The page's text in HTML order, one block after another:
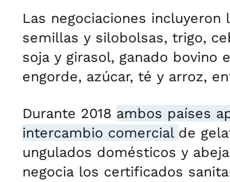
Las negociaciones incluyeron
semillas y silobolsas, trigo,
soja y girasol, ganado bovino
engorde, azúcar, té y arroz,
Durante 2018 ambos países
intercambio comercial de
ungulados domésticos y
negocia los certificados